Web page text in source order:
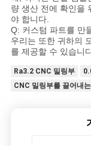
량 생산 전에 확인을
야 합니다.
Q: 커스텀 파트를 만
우리는 또한 귀하의
를 제공할 수 있습니
Ra3.2 CNC 밀링부
CNC 밀링부를 끌어내